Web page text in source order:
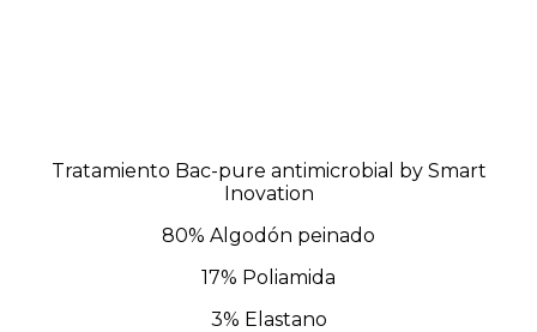
Tratamiento Bac-pure antimicrobial by Smart
Inovation
80% Algodón peinado
17% Poliamida
3% Elastano